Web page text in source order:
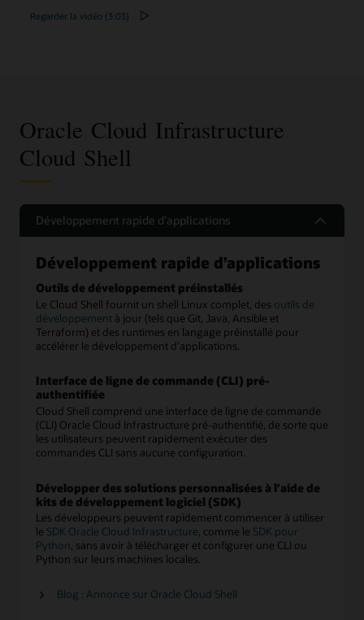
Regarder la vidéo (3:03)
Oracle Cloud Infrastructure
Cloud Shell
Développement rapide d’applications
Développement rapide d’applications
Outils de développement préinstallés
Le Cloud Shell fournit un shell Linux complet, des outils de
développement à jour (tels que Git, Java, Ansible et
Terraform) et des runtimes en langage préinstallé pour
accélérer le développement d’applications.
Interface de ligne de commande (CLI) pré-
authentifiée
Cloud Shell comprend une interface de ligne de commande
(CLI) Oracle Cloud Infrastructure pré-authentifié, de sorte que
les utilisateurs peuvent rapidement exécuter des
commandes CLI sans aucune configuration.
Développer des solutions personnalisées à l’aide de
kits de développement logiciel (SDK)
Les développeurs peuvent rapidement commencer à utiliser
le SDK Oracle Cloud Infrastructure , comme le SDK pour
Python , sans avoir à télécharger et configurer une CLI ou
Python sur leurs machines locales.
Blog : Annonce sur Oracle Cloud Shell